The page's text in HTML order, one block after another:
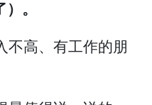
。
不高、有工作的朋